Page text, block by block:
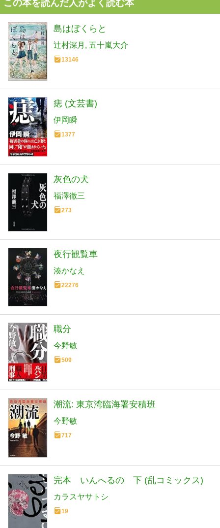
この本を読んだ人がよく読む本
島はぼくらと
辻村深月 五十嵐大介
13146
痣 (文芸書)
伊岡瞬
1377
灰色の犬
福澤徹三
273
夜行観覧車
湊かなえ
22276
職分
今野敏
509
潮流: 東京湾臨海署安積班
今野敏
717
完本 いんへるの 下 (乱コミックス)
カラスヤサトシ
19